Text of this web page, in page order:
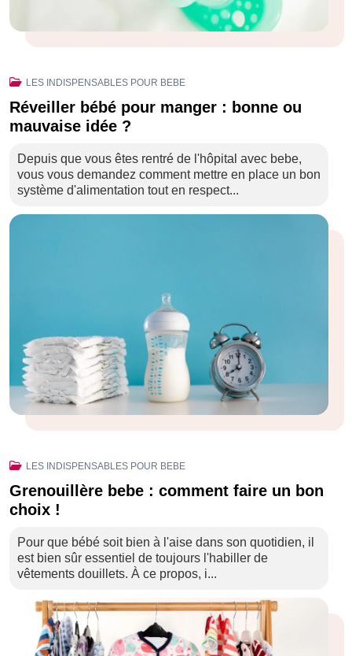
LES INDISPENSABLES POUR BEBE
Réveiller bébé pour manger : bonne ou
mauvaise idée ?
Depuis que vous êtes rentré de l'hôpital avec bebe,
vous vous demandez comment mettre en place un bon
système d'alimentation tout en respect...
LES INDISPENSABLES POUR BEBE
Grenouillère bebe : comment faire un bon
choix !
Pour que bébé soit bien à l'aise dans son quotidien, il
est bien sûr essentiel de toujours l'habiller de
vêtements douillets. À ce propos, i...